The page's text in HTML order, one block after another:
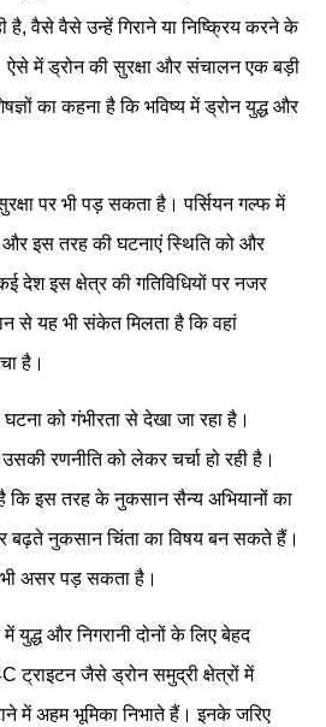
वैसे वैसे उन्हें गिराने या निष्क्रिय करने के
ऐसे में ड्रोन की सुरक्षा और संचालन एक बड़ी
का कहना है कि भविष्य में ड्रोन युद्ध और
पर भी पड़ सकता है। पर्सियन गल्फ में
इस तरह की घटनाएं स्थिति को और
देश इस क्षेत्र की गतिविधियों पर नजर
से यह भी संकेत मिलता है कि वहां
है।
को गंभीरता से देखा जा रहा है।
रणनीति को लेकर चर्चा हो रही है।
है कि इस तरह के नुकसान सैन्य अभियानों का
बढ़ते नुकसान चिंता का विषय बन सकते हैं।
भी असर पड़ सकता है।
और निगरानी दोनों के लिए बेहद
ट्राइटन जैसे ड्रोन समुद्री क्षेत्रों में
में अहम भूमिका निभाते हैं। इनके जरिए